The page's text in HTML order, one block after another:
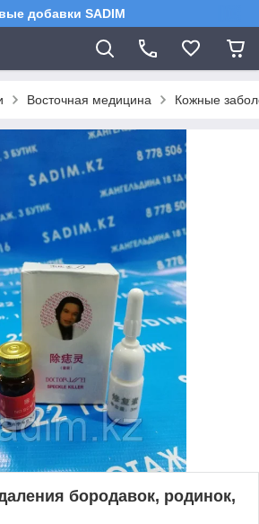
добавки SADIM
Восточная медицина Кожные
бородавок, родинок,